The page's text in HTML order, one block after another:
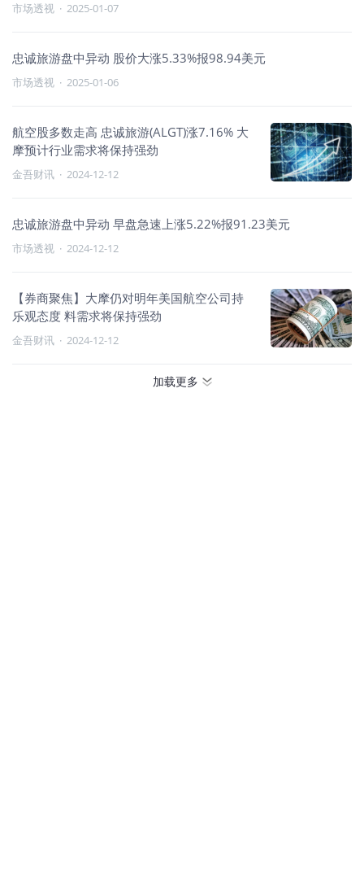
市场透视 · 2025-01-07
忠诚旅游盘中异动 股价大涨5.33%报98.94美元
市场透视 · 2025-01-06
航空股多数走高 忠诚旅游(ALGT)涨7.16% 大
摩预计行业需求将保持强劲
金吾财讯 · 2024-12-12
忠诚旅游盘中异动 早盘急速上涨5.22%报91.23美元
市场透视 · 2024-12-12
【券商聚焦】大摩仍对明年美国航空公司持
乐观态度 料需求将保持强劲
金吾财讯 · 2024-12-12
加载更多